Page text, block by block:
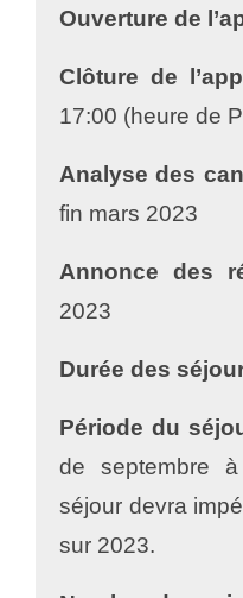
Ouverture de
Clôture de
17:00 (heure de
Analyse des
fin mars 2023
Annonce des
2023
Durée des
Période du
de septembre
séjour devra
sur 2023.